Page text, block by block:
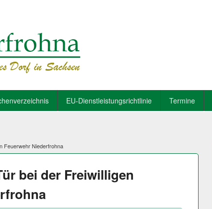
EU-Dienstleistungsrichtlinie Termine
Feuerwehr Niederfrohna
bei der Freiwilligen